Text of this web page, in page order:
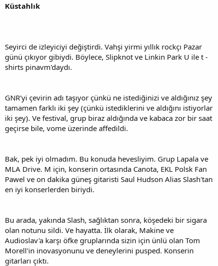
Küstahlık
Seyirci de izleyiciyi değiştirdi. Vahşi yirmi yıllık rockçı Pazar
günü çıkıyor gibiydi. Böylece, Slipknot ve Linkin Park U ile t -
shirts pinavm'daydı.
GNR'yi çevirin adı taşıyor çünkü ne istediğinizi ve aldığınız şey
tamamen farklı iki şey (çünkü istediklerini ve aldığını istiyorlar
iki şey). Ve festival, grup biraz aldığında ve kabaca zor bir saat
geçirse bile, vome üzerinde affedildi.
Bak, pek iyi olmadım. Bu konuda hevesliyim. Grup Lapala ve
MLA Drive. M için, konserin ortasında Canota, EKL Polsk Fan
Pawel ve on dakika güneş gitaristi Saul Hudson Alias Slash'tan
en iyi konserlerden biriydi.
Bu arada, yakında Slash, sağlıktan sonra, köşedeki bir sigara
olan notunu sildi. Ve hayatta. İlk olarak, Makine ve
Audioslav'a karşı öfke gruplarında sizin için ünlü olan Tom
Morell'in inovasyonunu ve deneylerini pusped. Konserin
gitarları çıktı.